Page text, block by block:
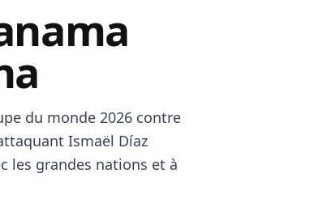
du monde 2026 contre
Ismaël Díaz
les grandes nations et à